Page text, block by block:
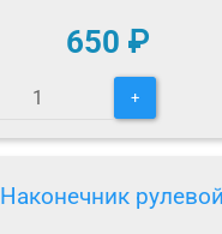
650 ₽
+
Наконечник